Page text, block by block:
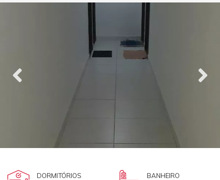
DORMITÓRIOS BANHEIRO